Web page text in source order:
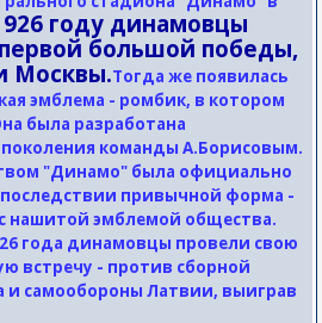
году динамовцы
большой победы,
Москвы.Тогда же появилась
эмблема - ромбик, в котором
была разработана
команды А.Борисовым.
"Динамо" была официально
привычной форма -
нашитой эмблемой общества.
года динамовцы провели свою
встречу - против сборной
и самообороны Латвии, выиграв